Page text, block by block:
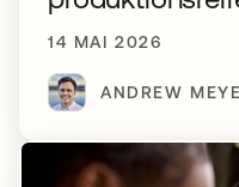
14 MAI 2026
ANDREW